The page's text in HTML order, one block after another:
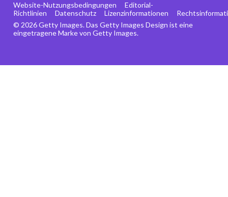
© 2026 Getty Images. Das Getty Images Design ist eine
eingetragene Marke von Getty Images.
Website-Nutzungsbedingungen
Editorial-
Richtlinien
Datenschutz Lizenzinformationen